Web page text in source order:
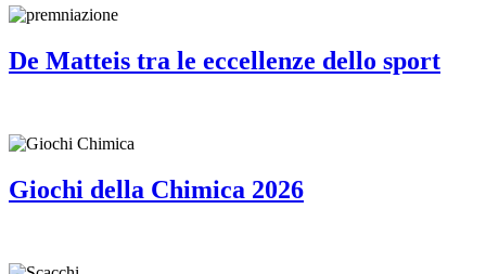
De Matteis tra le eccellenze dello sport
Giochi della Chimica 2026